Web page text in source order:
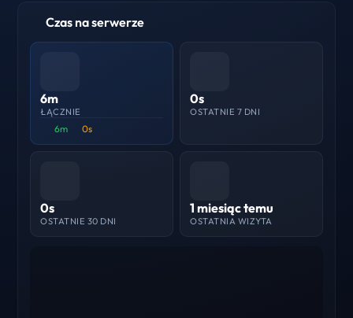
Czas na serwerze
6m
ŁĄCZNIE
6m 0s
0s
OSTATNIE 7 DNI
0s
OSTATNIE 30 DNI
1 miesiąc temu
OSTATNIA WIZYTA